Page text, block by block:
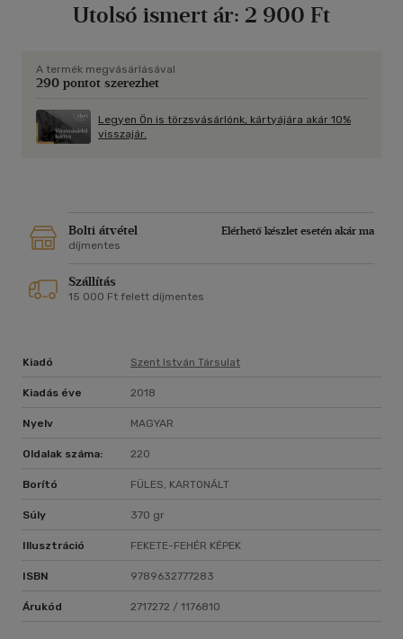
Pázmány Péter, jezsuita esztergomi érsek, katolikus
napjainkban, az ökumenikus párbeszéd előrehaladtával is
szembeötlő. Fő művében, az Igazságra vezérlő kalauz több
"gyümölcsöző párbeszédet" folytatni a hitújítókkal, éspedig a
közösen elismert Szentírás helyes értelmezését fogadva el
katolikus álláspontot képviselő tanulmányok, a második
részben történeti, egyháztörténeti és teológiai elemző írások
amelyek bővebben fejtenek ki egy-egy lényegi kérdést, és így
teljesebb képet nyújtanak Pázmány Péter életművéről,
Utolsó ismert ár: 2 900 Ft
A termék megvásárlásával
290 pontot szerezhet
Legyen Ön is törzsvásárlónk, kártyájára akár 10%
visszajár.
Bolti átvétel
Elérhető készlet esetén akár ma
díjmentes
Szállítás
15 000 Ft felett díjmentes
Kiadó Szent István Társulat
Kiadás éve 2018
Nyelv MAGYAR
Oldalak száma: 220
Borító FÜLES, KARTONÁLT
Súly 370 gr
Illusztráció FEKETE-FEHÉR KÉPEK
ISBN 9789632777283
Árukód 2717272 / 1176810